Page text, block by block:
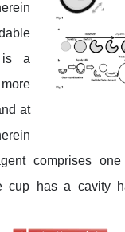
is a
at
comprises
cup has a cavity